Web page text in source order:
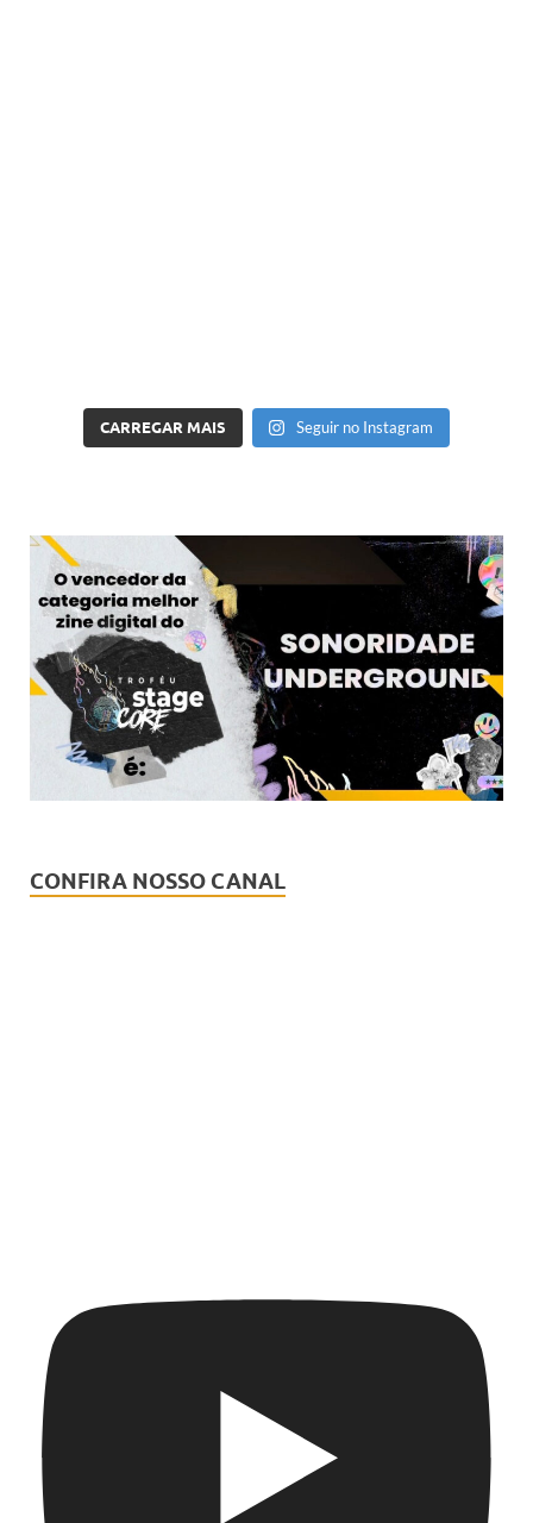
CARREGAR MAIS Seguir no Instagram
CONFIRA NOSSO CANAL